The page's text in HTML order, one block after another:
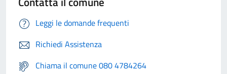
Leggi le domande frequenti
Richiedi Assistenza
Chiama il comune 080 4784264